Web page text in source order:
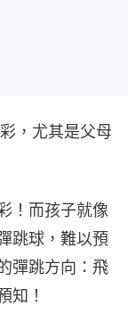
，尤其是父母
！而孩子就像
跳球，難以預
彈跳方向：飛
知！